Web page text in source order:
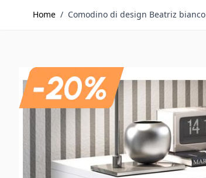
Home / Comodino di design Beatriz bianco